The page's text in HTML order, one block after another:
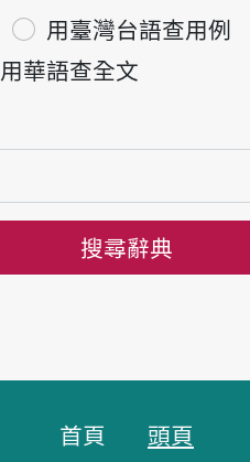
用臺灣台語查用例
用華語查全文
搜尋辭典
首頁 頭頁